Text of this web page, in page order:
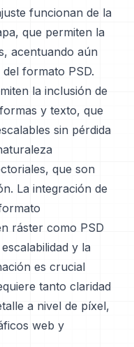
funcionan de la
que permiten la
acentuando aún
formato PSD.
la inclusión de
y texto, que
sin pérdida
que son
La integración de
ráster como PSD
y la
es crucial
tanto claridad
a nivel de píxel,
web y